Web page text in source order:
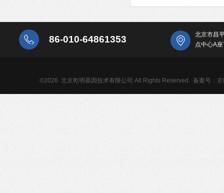
86-010-64861353
北京市昌
点中心A
©2026 北京乾明基因技术有限公司 All Rights Reserved.备案号：